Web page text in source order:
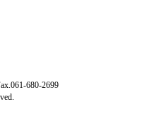
680-2699